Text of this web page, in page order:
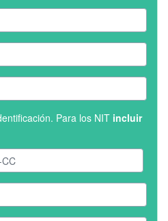
Para los NIT incluir